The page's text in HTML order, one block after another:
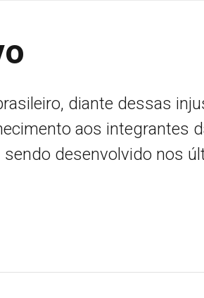
diante dessas
aos integrantes
desenvolvido nos